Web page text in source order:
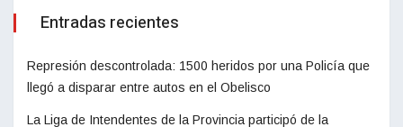
Entradas recientes
Represión descontrolada: 1500 heridos por una Policía que
llegó a disparar entre autos en el Obelisco
La Liga de Intendentes de la Provincia participó de la